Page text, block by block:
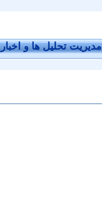
مدیریت تحلیل ها و اخبار